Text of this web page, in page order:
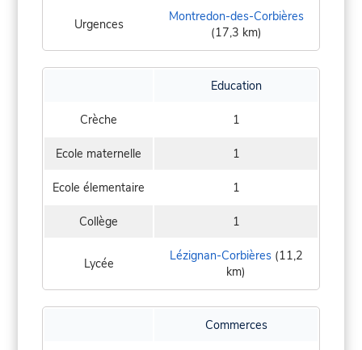
Urgences
Montredon-des-Corbières
(17,3 km)
Education
Crèche 1
Ecole maternelle 1
Ecole élementaire 1
Collège 1
Lycée Lézignan-Corbières(11,2
km)
Commerces